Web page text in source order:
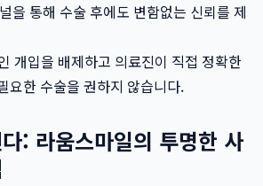
을 통해 수술 후에도 변함없는 신뢰를 제
개입을 배제하고 의료진이 직접 정확한
요한 수술을 권하지 않습니다.
: 라움스마일의 투명한 사